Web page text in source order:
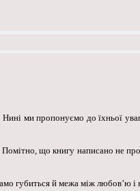
Нині ми пропонуємо до їхньої
Помітно, що книгу написано не
губиться й межа між любов’ю і